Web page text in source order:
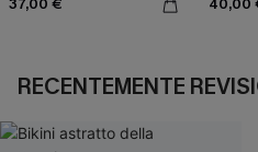
37,00 € 40,00
RECENTEMENTE